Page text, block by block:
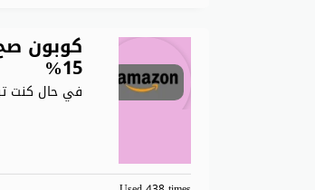
كوبون
15%
في حال كنت